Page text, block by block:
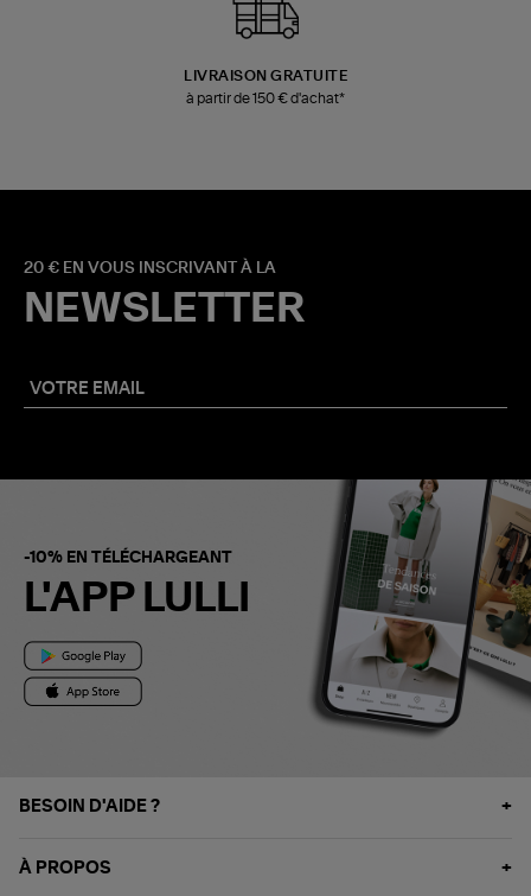
LIVRAISON GRATUITE
à partir de 150 € d'achat*
20 € EN VOUS INSCRIVANT À LA
NEWSLETTER
-10% EN TÉLÉCHARGEANT
L'APP LULLI
BESOIN D'AIDE ?
À PROPOS